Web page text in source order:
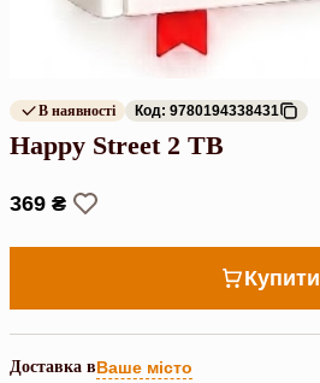
В наявності Код: 9780194338431
Happy Street 2 TB
369 ₴
Купити
Доставка вВаше місто